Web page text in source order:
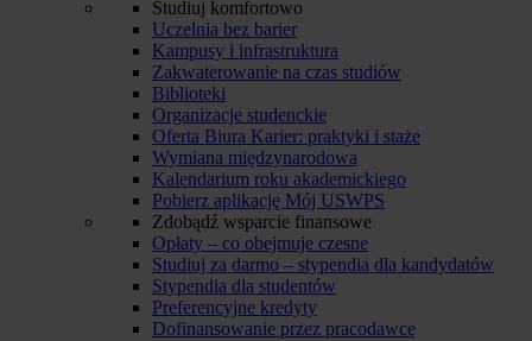
Studiuj komfortowo
Uczelnia bez barier
Kampusy i infrastruktura
Zakwaterowanie na czas studiów
Biblioteki
Organizacje studenckie
Oferta Biura Karier: praktyki i staże
Wymiana międzynarodowa
Kalendarium roku akademickiego
Pobierz aplikację Mój USWPS
Zdobądź wsparcie finansowe
Opłaty – co obejmuje czesne
Studiuj za darmo – stypendia dla kandydatów
Stypendia dla studentów
Preferencyjne kredyty
Dofinansowanie przez pracodawcę